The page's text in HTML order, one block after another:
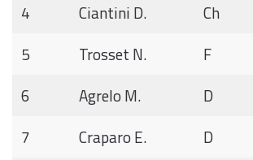
4
Ciantini D. Ch
5
Trosset N. F
6
Agrelo M. D
7
Craparo E. D